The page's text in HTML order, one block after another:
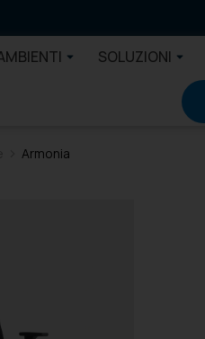
SOLUZIONI
Armonia